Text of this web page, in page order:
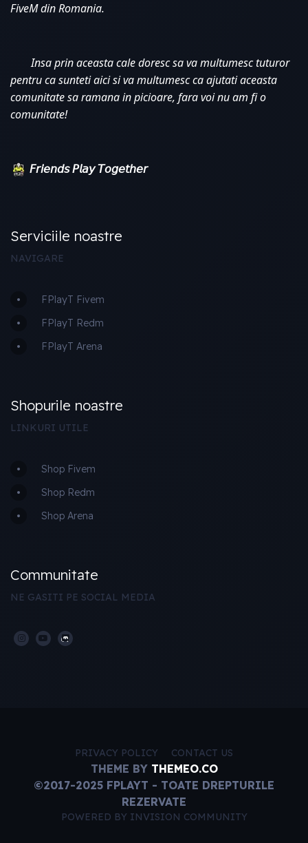
FiveM din Romania.
Insa prin aceasta cale doresc sa va multumesc tuturor
pentru ca sunteti aici si va multumesc ca ajutati aceasta
comunitate sa ramana in picioare, fara voi nu am fi o
comunitate!
𝘍𝘳𝘪𝘦𝘯𝘥𝘴 𝘗𝘭𝘢𝘺 𝘛𝘰𝘨𝘦𝘵𝘩𝘦𝘳
Serviciile noastre
NAVIGARE
FPlayT Fivem
FPlayT Redm
FPlayT Arena
Shopurile noastre
LINKURI UTILE
Shop Fivem
Shop Redm
Shop Arena
Communitate
NE GASITI PE SOCIAL MEDIA
PRIVACY POLICY CONTACT US
THEME BY THEMEO.CO
©2017-2025 FPLAYT - TOATE DREPTURILE
REZERVATE
POWERED BY INVISION COMMUNITY